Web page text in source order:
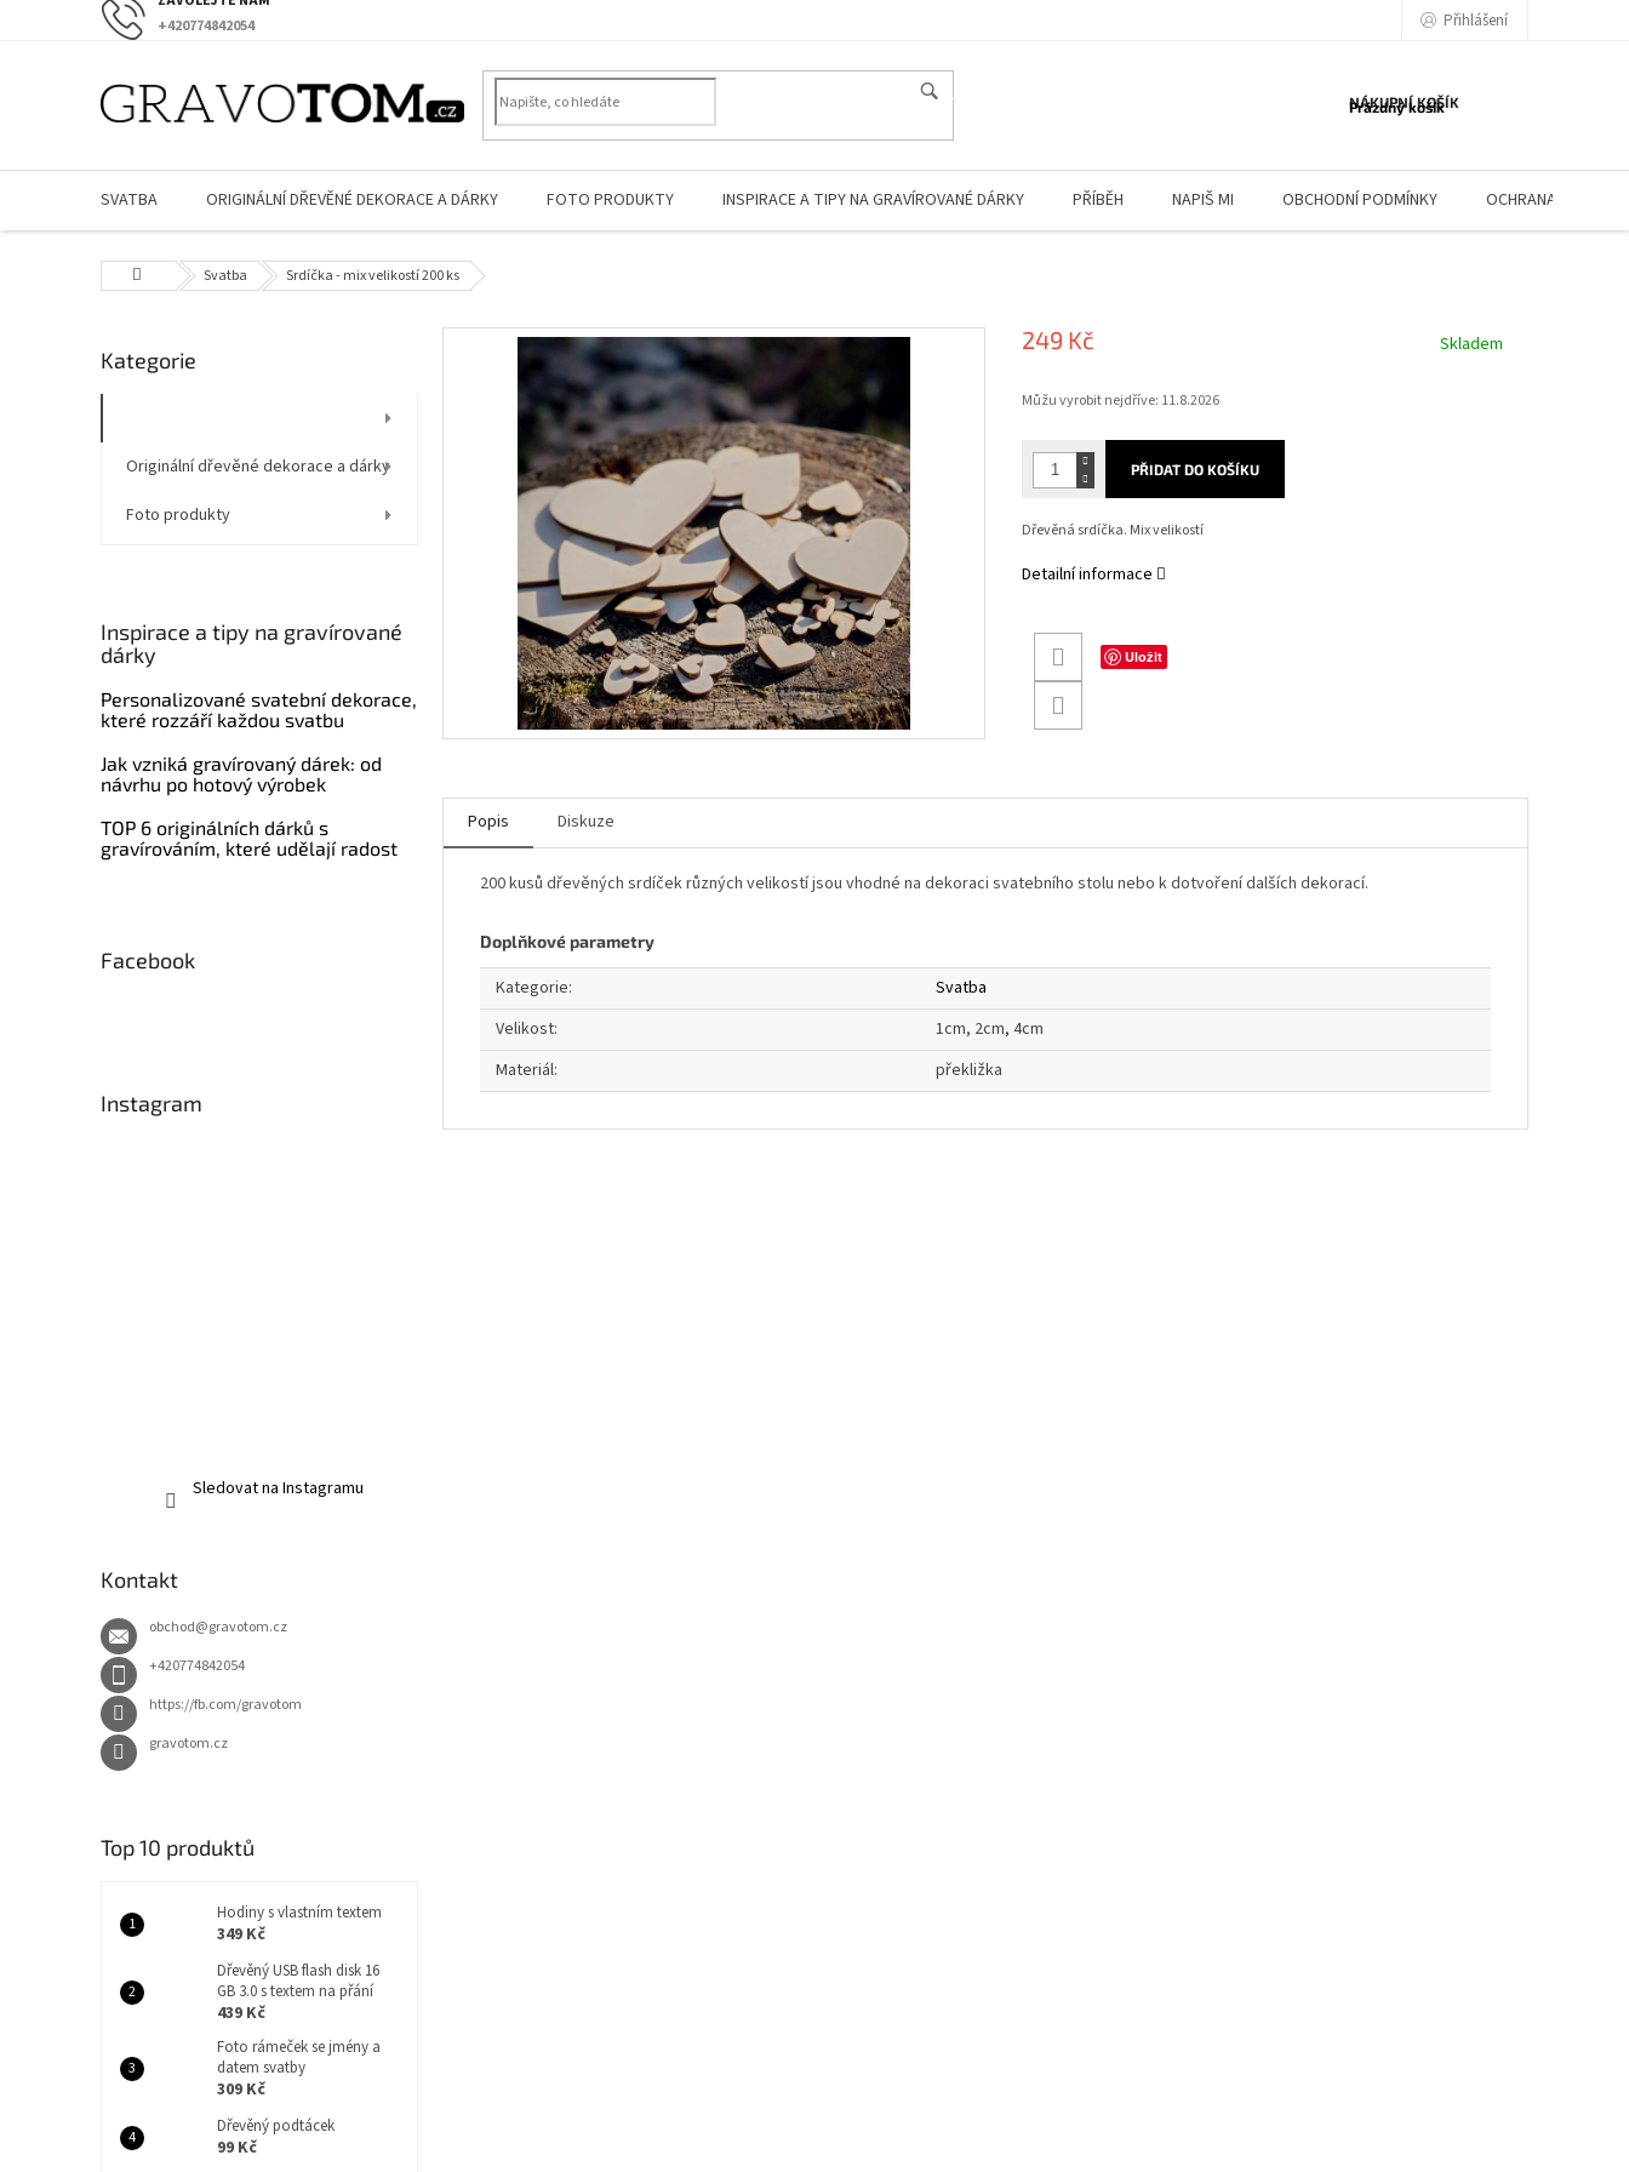
+420774842054 Přihlášení
NÁKUPNÍ KOŠÍK
Prázdný košík
SVATBA ORIGINÁLNÍ DŘEVĚNÉ DEKORACE A DÁRKY FOTO PRODUKTY INSPIRACE A TIPY NA GRAVÍROVANÉ DÁRKY PŘÍBĚH NAPIŠ MI OBCHODNÍ PODMÍNKY OCHRANA
Domů Svatba Srdíčka - mix velikostí 200 ks
o
s
r
n
e
l
Přeskočit
Kategorie
Originální dřevěné dekorace a dárky
Foto produkty
Inspirace a tipy na gravírované
dárky
Personalizované svatební dekorace,
které rozzáří každou svatbu
Jak vzniká gravírovaný dárek: od
návrhu po hotový výrobek
TOP 6 originálních dárků s
gravírováním, které udělají radost
Facebook
Instagram
Sledovat na Instagramu
Kontakt
obchod@gravotom.cz
+420774842054
https://fb.com/gravotom
gravotom.cz
Top 10 produktů
Hodiny s vlastním textem
349 Kč
Dřevěný USB flash disk 16
GB 3.0 s textem na přání
439 Kč
Foto rámeček se jmény a
datem svatby
309 Kč
Dřevěný podtácek
99 Kč
249 Kč
cena:
Skladem
Můžu vyrobit nejdříve: 11.8.2026
PŘIDAT DO KOŠÍKU
Dřevěná srdíčka. Mix velikostí
Detailní informace
Uložit
Popis Diskuze
200 kusů dřevěných srdíček různých velikostí jsou vhodné na dekoraci svatebního stolu nebo k dotvoření dalších dekorací.
Doplňkové parametry
Kategorie:
Svatba
Velikost:
1cm, 2cm, 4cm
Materiál: překližka